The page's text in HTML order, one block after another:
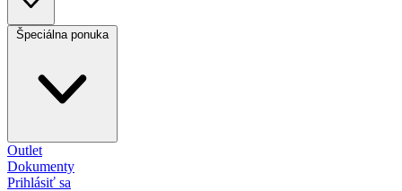
Špeciálna ponuka
Outlet
Dokumenty
Prihlásiť sa